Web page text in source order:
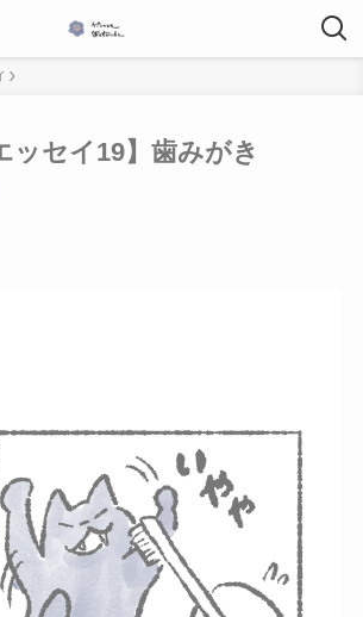
ッセイ19】歯みがき